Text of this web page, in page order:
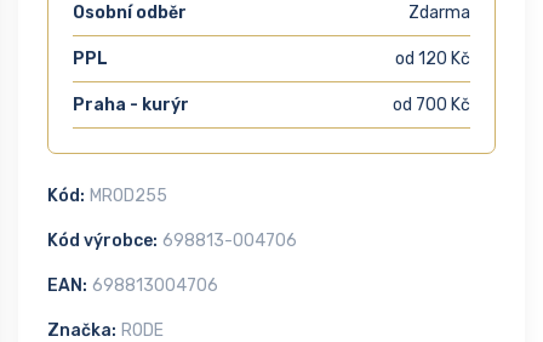
Osobní odběr Zdarma
PPL od 120 Kč
Praha - kurýr od 700 Kč
Kód: MROD255
Kód výrobce: 698813-004706
EAN: 698813004706
Značka: RODE